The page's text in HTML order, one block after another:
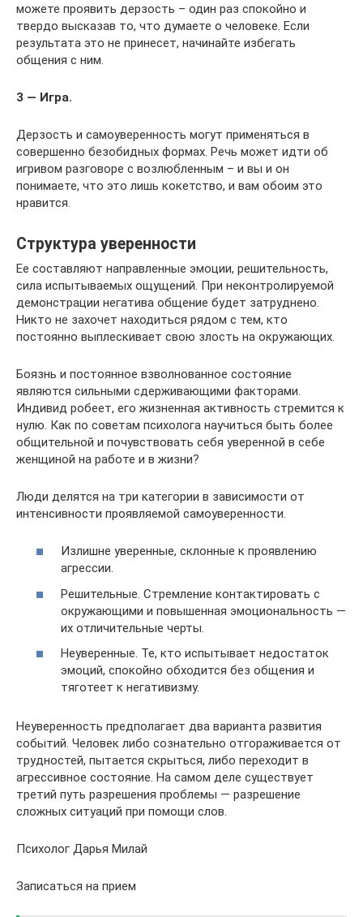
можете проявить дерзость – один раз спокойно и
твердо высказав то, что думаете о человеке. Если
результата это не принесет, начинайте избегать
общения с ним.
3 — Игра.
Дерзость и самоуверенность могут применяться в
совершенно безобидных формах. Речь может идти об
игривом разговоре с возлюбленным – и вы и он
понимаете, что это лишь кокетство, и вам обоим это
нравится.
Структура уверенности
Ее составляют направленные эмоции, решительность,
сила испытываемых ощущений. При неконтролируемой
демонстрации негатива общение будет затруднено.
Никто не захочет находиться рядом с тем, кто
постоянно выплескивает свою злость на окружающих.
Боязнь и постоянное взволнованное состояние
являются сильными сдерживающими факторами.
Индивид робеет, его жизненная активность стремится к
нулю. Как по советам психолога научиться быть более
общительной и почувствовать себя уверенной в себе
женщиной на работе и в жизни?
Люди делятся на три категории в зависимости от
интенсивности проявляемой самоуверенности.
Излишне уверенные, склонные к проявлению
агрессии.
Решительные. Стремление контактировать с
окружающими и повышенная эмоциональность —
их отличительные черты.
Неуверенные. Те, кто испытывает недостаток
эмоций, спокойно обходится без общения и
тяготеет к негативизму.
Неуверенность предполагает два варианта развития
событий. Человек либо сознательно отгораживается от
трудностей, пытается скрыться, либо переходит в
агрессивное состояние. На самом деле существует
третий путь разрешения проблемы — разрешение
сложных ситуаций при помощи слов.
Психолог Дарья Милай
Записаться на прием